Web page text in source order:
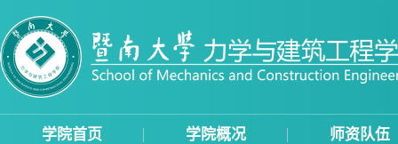
学院首页 学院概况 师资队伍